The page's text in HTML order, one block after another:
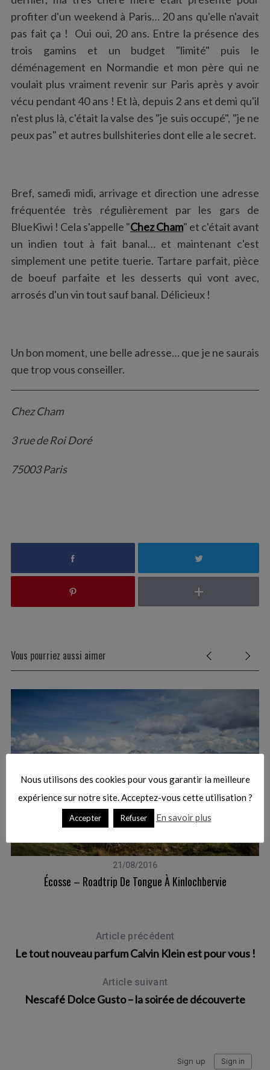
profiter d'un weekend à Paris… 20 ans qu'elle n'avait
pas fait ça ! Oui oui, 20 ans. Entre la présence des
trois gamins et un budget "limité" puis le
déménagement en Normandie et mon père qui ne
voulait plus vraiment revenir sur Paris après y avoir
vécu pendant 40 ans ! Et là, depuis 2 ans et demi qu'il
n'est plus là, c'était la valse des "je suis occupé", "je ne
peux pas" et autres bullshiteries dont elle a le secret.
Bref, samedi midi, arrivage et direction une adresse
fréquentée très régulièrement par les gars de
BlueKiwi ! Cela s'appelle "Chez Cham" et c'était avant
un indien tout à fait banal… et maintenant c'est
simplement une petite tuerie. Tartare parfait, pièce
de boeuf parfaite et les desserts qui vont avec,
arrosés d'un vin tout sauf banal. Délicieux !
Un bon moment, une belle adresse… que je ne saurais
que trop vous conseiller.
Chez Cham
3 rue de Roi Doré
75003 Paris
Vous pourriez aussi aimer
21/08/2016
Écosse – Roadtrip De Tongue À Kinlochbervie
Article précédent
Le tout nouveau parfum Calvin Klein est pour vous !
Article suivant
Nescafé Dolce Gusto – la soirée de découverte
a
c
o
Nous utilisons des cookies pour vous garantir la meilleure
expérience sur notre site. Acceptez-vous cette utilisation ?
Accepter Refuser En savoir plus